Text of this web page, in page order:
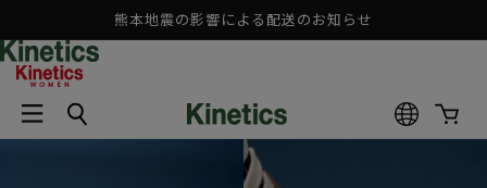
進む
熊本地震の影響による配送のお知らせ
ー
ト